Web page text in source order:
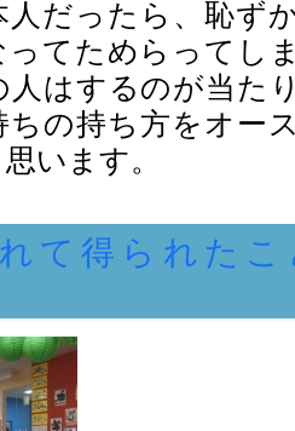
人だったら、恥ず
ってためらってし
人はするのが当た
ちの持ち方をオー
います。
て得られたこ